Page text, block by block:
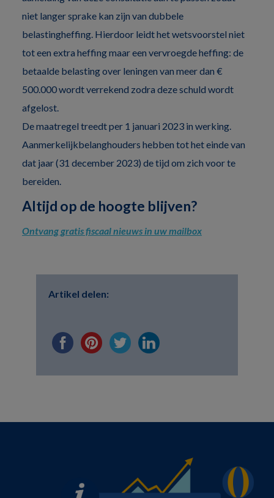
niet langer sprake kan zijn van dubbele
belastingheffing. Hierdoor leidt het wetsvoorstel niet
tot een extra heffing maar een vervroegde heffing: de
betaalde belasting over leningen van meer dan €
500.000 wordt verrekend zodra deze schuld wordt
afgelost.
De maatregel treedt per 1 januari 2023 in werking.
Aanmerkelijkbelanghouders hebben tot het einde van
dat jaar (31 december 2023) de tijd om zich voor te
bereiden.
Altijd op de hoogte blijven?
Ontvang gratis fiscaal nieuws in uw mailbox
Artikel delen: